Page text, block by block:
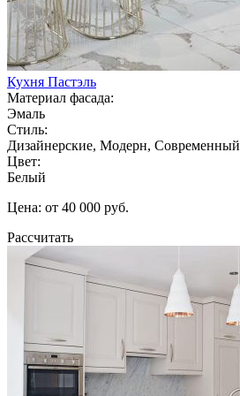
Кухня Пастэль
Материал фасада:
Эмаль
Стиль:
Дизайнерские, Модерн, Современный
Цвет:
Белый
Цена: от 40 000 руб.
Рассчитать